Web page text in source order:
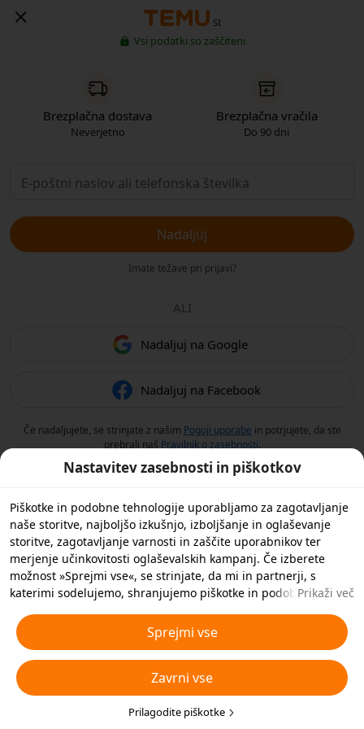
SI
Vsi podatki so zaščiteni
Brezplačna dostava
Neverjetno
Brezplačna vračila
Do 90 dni
Nadaljuj
Imate težave pri prijavi?
ALI
Nadaljuj na Google
Nadaljuj na Facebook
Če nadaljujete, se strinjate z našim Pogoji uporabe in potrjujete, da ste
prebrali naš Pravilnik o zasebnosti.
Nastavitev zasebnosti in piškotkov
Piškotke in podobne tehnologije uporabljamo za zagotavljanje
naše storitve, najboljšo izkušnjo, izboljšanje in oglaševanje
storitve, zagotavljanje varnosti in zaščite uporabnikov ter
merjenje učinkovitosti oglaševalskih kampanj. Če izberete
možnost »Sprejmi vse«, se strinjate, da mi in partnerji, s
katerimi sodelujemo, shranjujemo piškotke in podobne
na »Prilagodi piškotke« spodaj ali kadar koli v nastavitvah
zasebnosti lahko zavrnete vse nebistvene piškotke ali izberete,
katere vrste piškotkov želite sprejeti ali onemogočiti. Za več
podrobnosti si oglejte našPravilnik o piškotkih in podobnih
tehnologijah.
Prikaži več
Sprejmi vse
Zavrni vse
Prilagodite piškotke